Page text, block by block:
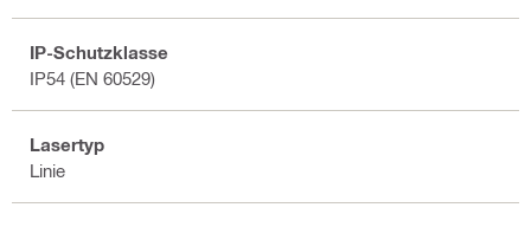
IP-Schutzklasse
IP54 (EN 60529)
Lasertyp
Linie